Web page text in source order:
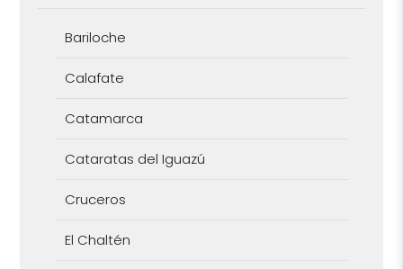
Bariloche
Calafate
Catamarca
Cataratas del Iguazú
Cruceros
El Chaltén